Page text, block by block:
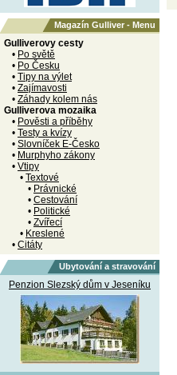
Magazín Gulliver - Menu
Gulliverovy cesty
• Po světě
• Po Česku
• Tipy na výlet
• Zajímavosti
• Záhady kolem nás
Gulliverova mozaika
• Pověsti a příběhy
• Testy a kvízy
• Slovníček E-Česko
• Murphyho zákony
• Vtipy
• Textové
• Právnické
• Cestování
• Politické
• Zvířecí
• Kreslené
• Citáty
Ubytování a stravování
Penzion Slezský dům v Jeseníku